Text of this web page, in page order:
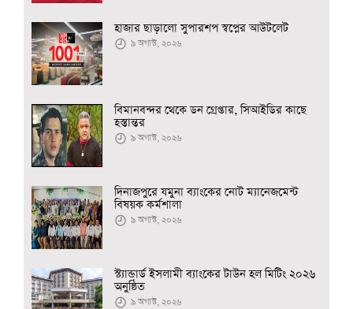
হাজার ছাড়ালো সুপারশপ স্বপ্নের আউটলেট
৯ অগাস্ট, ২০২৬
বিমানবন্দর থেকে ডন গ্রেপ্তার, সিআইডির কাছে
হস্তান্তর
৯ অগাস্ট, ২০২৬
দিনাজপুরে যমুনা ব্যাংকের নোট ম্যানেজমেন্ট
বিষয়ক কর্মশালা
৯ অগাস্ট, ২০২৬
স্ট্যান্ডার্ড ইসলামী ব্যাংকের টাউন হল মিটিং ২০২৬
অনুষ্ঠিত
৯ অগাস্ট, ২০২৬